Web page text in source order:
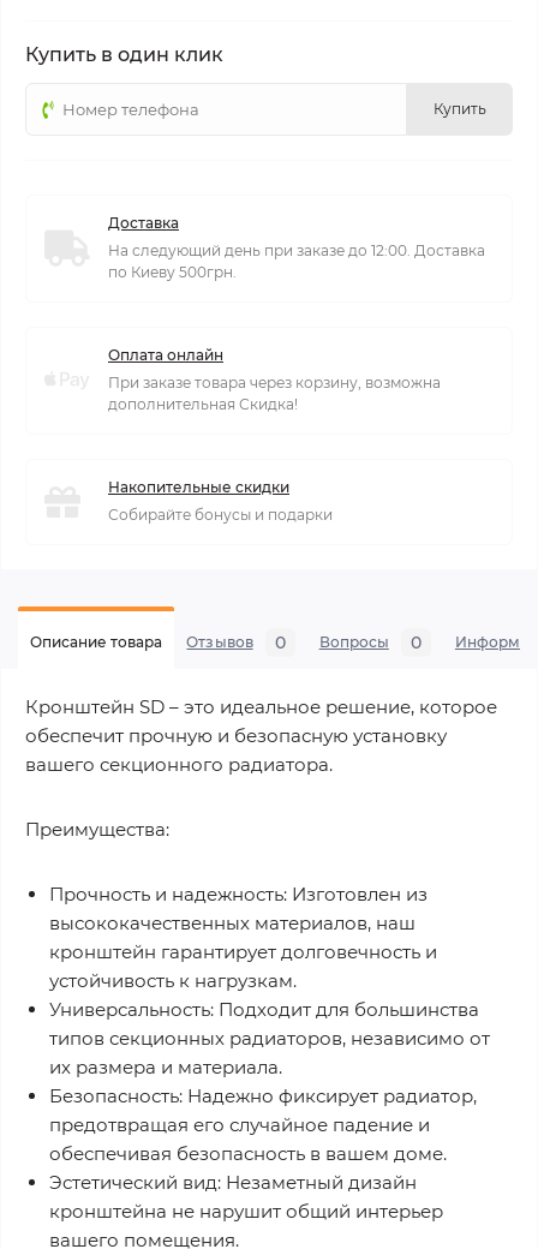
Купить в один клик
Купить
Доставка
На следующий день при заказе до 12:00. Доставка
по Киеву 500грн.
Оплата онлайн
При заказе товара через корзину, возможна
дополнительная Скидка!
Накопительные скидки
Собирайте бонусы и подарки
Описание товара Отзывов 0 Вопросы 0
Кронштейн SD – это идеальное решение, которое
обеспечит прочную и безопасную установку
вашего секционного радиатора.
Преимущества:
Прочность и надежность: Изготовлен из
высококачественных материалов, наш
кронштейн гарантирует долговечность и
устойчивость к нагрузкам.
Универсальность: Подходит для большинства
типов секционных радиаторов, независимо от
их размера и материала.
Безопасность: Надежно фиксирует радиатор,
предотвращая его случайное падение и
обеспечивая безопасность в вашем доме.
Эстетический вид: Незаметный дизайн
кронштейна не нарушит общий интерьер
вашего помещения.